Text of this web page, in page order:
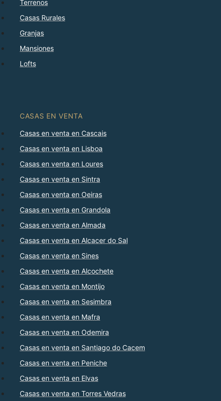
Terrenos
Casas Rurales
Granjas
Mansiones
Lofts
CASAS EN VENTA
Casas en venta en Cascais
Casas en venta en Lisboa
Casas en venta en Loures
Casas en venta en Sintra
Casas en venta en Oeiras
Casas en venta en Grandola
Casas en venta en Almada
Casas en venta en Alcacer do Sal
Casas en venta en Sines
Casas en venta en Alcochete
Casas en venta en Montijo
Casas en venta en Sesimbra
Casas en venta en Mafra
Casas en venta en Odemira
Casas en venta en Santiago do Cacem
Casas en venta en Peniche
Casas en venta en Elvas
Casas en venta en Torres Vedras